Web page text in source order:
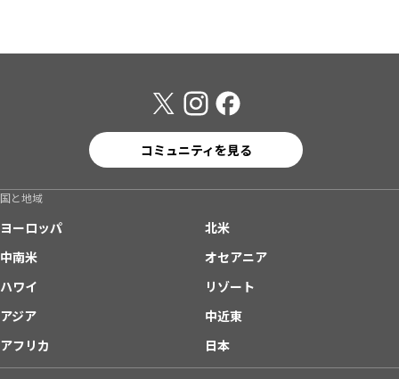
コミュニティを見る
国と地域
ヨーロッパ
北米
中南米
オセアニア
ハワイ
リゾート
アジア
中近東
アフリカ
日本